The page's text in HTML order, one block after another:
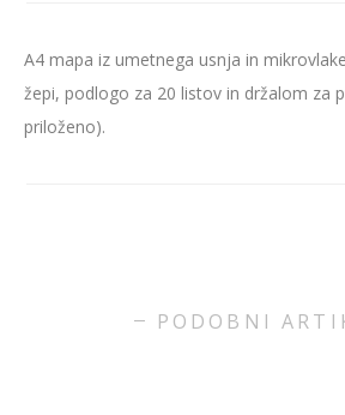
A4 mapa iz umetnega usnja in
žepi, podlogo za 20 listov in držalom za
priloženo).
PODOBNI